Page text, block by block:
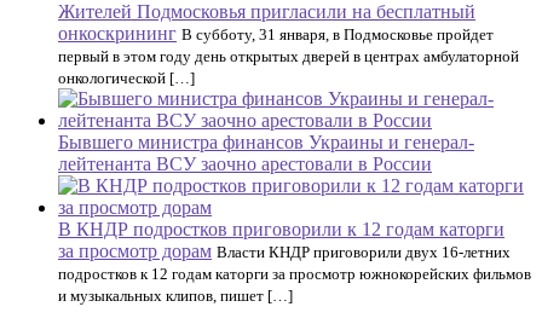
Жителей Подмосковья пригласили на бесплатный
онкоскрининг В субботу, 31 января, в Подмосковье пройдет
первый в этом году день открытых дверей в центрах амбулаторной
онкологической […]
Бывшего министра финансов Украины и генерал-
лейтенанта ВСУ заочно арестовали в России
В КНДР подростков приговорили к 12 годам каторги
за просмотр дорам Власти КНДР приговорили двух 16-летних
подростков к 12 годам каторги за просмотр южнокорейских фильмов
и музыкальных клипов, пишет […]